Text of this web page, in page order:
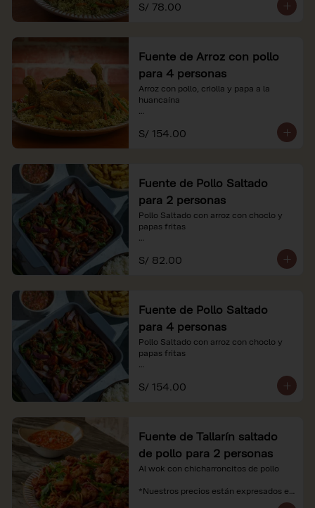
soles e incluyen impuestos de ley y
S/ 78.00
Fuente de Arroz con pollo
para 4 personas
Arroz con pollo, criolla y papa a la
huancaína
*Nuestros precios están expresados en
soles e incluyen impuestos de ley y
S/ 154.00
Fuente de Pollo Saltado
para 2 personas
Pollo Saltado con arroz con choclo y
papas fritas
*Nuestros precios están expresados en
soles e incluyen impuestos de ley y
S/ 82.00
Fuente de Pollo Saltado
para 4 personas
Pollo Saltado con arroz con choclo y
papas fritas
*Nuestros precios están expresados en
soles e incluyen impuestos de ley y
S/ 154.00
Fuente de Tallarín saltado
de pollo para 2 personas
Al wok con chicharroncitos de pollo
*Nuestros precios están expresados en